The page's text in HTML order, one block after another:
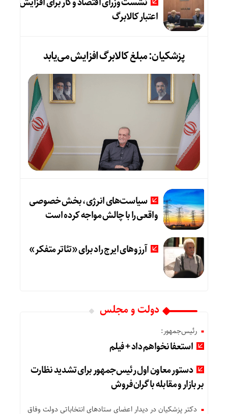
اعتبار کالابرگ
پزشکیان: مبلغ کالابرگ افزایش می‌یابد
سیاست‌های انرژی، بخش خصوصی
واقعی را با چالش مواجه کرده است
آرزوهای ایرج راد برای «تئاتر متفکر»
دولت و مجلس
رئیس‌جمهور:
استعفا نخواهم داد + فیلم
دستور معاون اول رئیس‌جمهور برای تشدید نظارت
بر بازار و مقابله با گران‌فروش
دکتر پزشکیان در دیدار اعضای ستادهای انتخاباتی دولت وفاق